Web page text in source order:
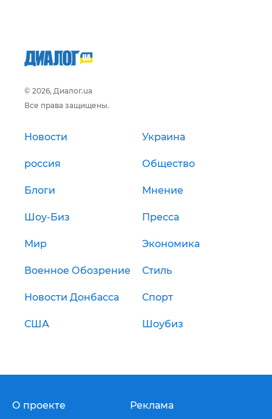
© 2026, Диалог.ua
Все права защищены.
Новости Украина
россия Общество
Блоги Мнение
Шоу-Биз Пресса
Мир Экономика
Военное Обозрение Стиль
Новости Донбасса Спорт
США Шоубиз
О проекте Реклама